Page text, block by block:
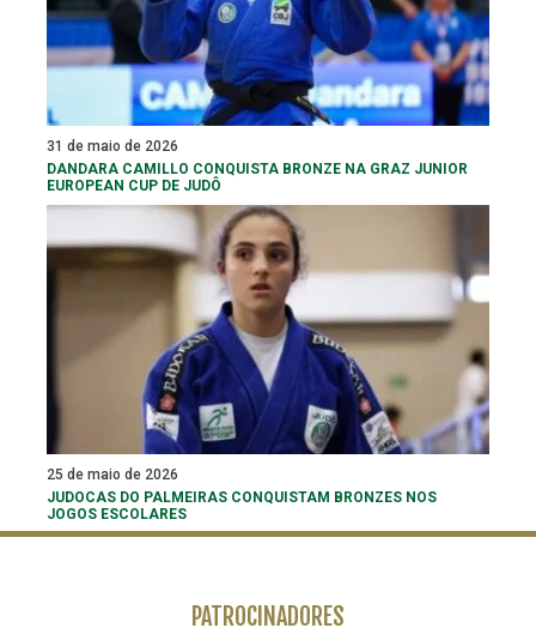
31 de maio de 2026
DANDARA CAMILLO CONQUISTA BRONZE NA GRAZ JUNIOR
EUROPEAN CUP DE JUDÔ
25 de maio de 2026
JUDOCAS DO PALMEIRAS CONQUISTAM BRONZES NOS
JOGOS ESCOLARES
PATROCINADORES